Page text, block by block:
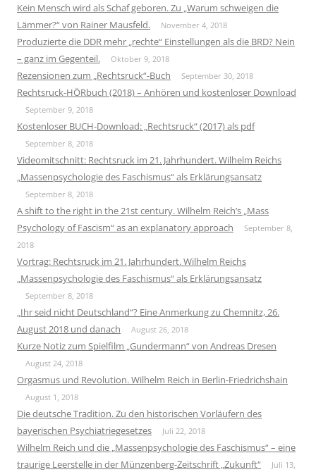
Kein Mensch wird als Schaf geboren. Zu „Warum schweigen die
Lämmer?“ von Rainer Mausfeld.
November 4, 2018
Produzierte die DDR mehr „rechte“ Einstellungen als die BRD? Nein
– ganz im Gegenteil.
Oktober 9, 2018
Rezensionen zum „Rechtsruck“-Buch September 30, 2018
Rechtsruck-HÖRbuch (2018) – Anhören und kostenloser Download
September 9, 2018
Kostenloser BUCH-Download: „Rechtsruck“ (2017) als pdf
September 8, 2018
Videomitschnitt: Rechtsruck im 21. Jahrhundert. Wilhelm Reichs
„Massenpsychologie des Faschismus“ als Erklärungsansatz
September 8, 2018
A shift to the right in the 21st century. Wilhelm Reich’s „Mass
Psychology of Fascism“ as an explanatory approach
September 8,
2018
Vortrag: Rechtsruck im 21. Jahrhundert. Wilhelm Reichs
„Massenpsychologie des Faschismus“ als Erklärungsansatz
September 8, 2018
„Ihr seid nicht Deutschland“? Eine Anmerkung zu Chemnitz, 26.
August 2018 und danach
August 26, 2018
Kurze Notiz zum Spielfilm „Gundermann“ von Andreas Dresen
August 24, 2018
Orgasmus und Revolution. Wilhelm Reich in Berlin-Friedrichshain
August 1, 2018
Die deutsche Tradition. Zu den historischen Vorläufern des
bayerischen Psychiatriegesetzes
Juli 22, 2018
Wilhelm Reich und die „Massenpsychologie des Faschismus“ – eine
traurige Leerstelle in der Münzenberg-Zeitschrift „Zukunft“
Juli 13,